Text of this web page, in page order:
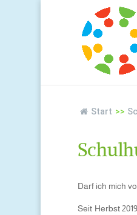
Start >>
Darf ich mich
Seit Herbst